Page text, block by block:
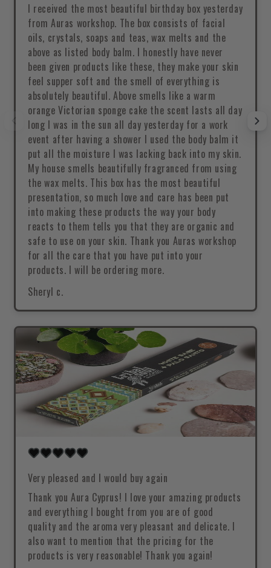
I received the most beautiful birthday box yesterday
from Auras workshop. The box consists of facial
oils, crystals, soaps and teas, wax melts and the
above as listed body balm. I honestly have never
been given products like these, they make your skin
feel supper soft and the smell of everything is
absolutely beautiful. Above smells like a warm
orange Victorian sponge cake the scent lasts all day
long I was in the sun all day yesterday for a work
event after having a shower I used the body balm it
put all the moisture I was lacking back into my skin.
My house smells beautifully fragranced from using
the wax melts. This box has the most beautiful
presentation, so much love and care has been put
into making these products the way your body
reacts to them tells you that they are organic and
safe to use on your skin. Thank you Auras workshop
for all the care that you have put into your
products. I will be ordering more.
Sheryl c.
Very pleased and I would buy again
Thank you Aura Cyprus! I love your amazing products
and everything I bought from you are of good
quality and the aroma very pleasant and delicate. I
also want to mention that the pricing for the
products is very reasonable! Thank you again!